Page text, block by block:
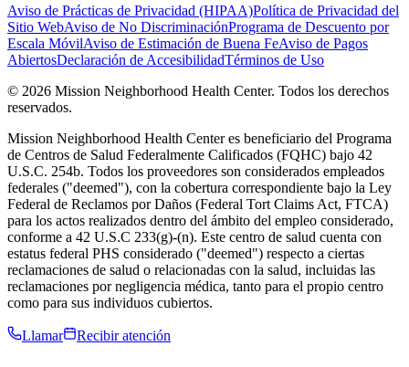
Aviso de Prácticas de Privacidad (HIPAA)Política de Privacidad del
Sitio WebAviso de No DiscriminaciónPrograma de Descuento por
Escala MóvilAviso de Estimación de Buena FeAviso de Pagos
AbiertosDeclaración de AccesibilidadTérminos de Uso
© 2026 Mission Neighborhood Health Center. Todos los derechos
reservados.
Mission Neighborhood Health Center es beneficiario del Programa
de Centros de Salud Federalmente Calificados (FQHC) bajo 42
U.S.C. 254b. Todos los proveedores son considerados empleados
federales ("deemed"), con la cobertura correspondiente bajo la Ley
Federal de Reclamos por Daños (Federal Tort Claims Act, FTCA)
para los actos realizados dentro del ámbito del empleo considerado,
conforme a 42 U.S.C 233(g)-(n). Este centro de salud cuenta con
estatus federal PHS considerado ("deemed") respecto a ciertas
reclamaciones de salud o relacionadas con la salud, incluidas las
reclamaciones por negligencia médica, tanto para el propio centro
como para sus individuos cubiertos.
Llamar Recibir atención